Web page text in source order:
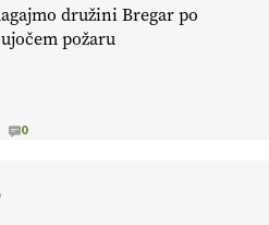
odlična priložnost za slovenske
@EUAgri #IMCAP #CAP
družini Bregar po
požaru
0